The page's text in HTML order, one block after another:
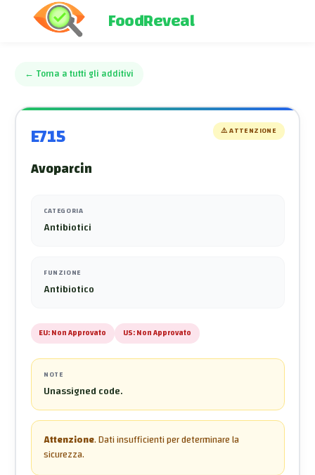
FoodReveal
← Torna a tutti gli additivi
E715 ⚠️ATTENZIONE
Avoparcin
CATEGORIA
Antibiotici
FUNZIONE
Antibiotico
EU:Non Approvato US:Non Approvato
NOTE
Unassigned code.
Attenzione.Dati insufficienti per determinare la
sicurezza.